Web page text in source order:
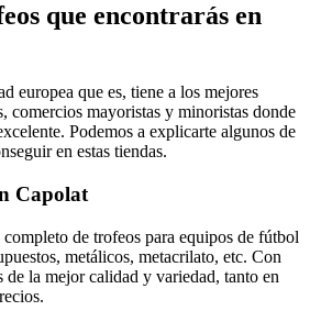
que encontrarás en
europea que es, tiene a los mejores
comercios mayoristas y minoristas donde
Podemos a explicarte algunos de
en estas tiendas.
Capolat
de trofeos para equipos de fútbol
metálicos, metacrilato, etc. Con
de la mejor calidad y variedad, tanto en